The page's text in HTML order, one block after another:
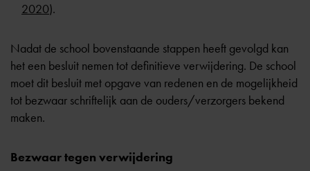
2020).
Nadat de school bovenstaande stappen heeft gevolgd kan
het een besluit nemen tot definitieve verwijdering. De school
moet dit besluit met opgave van redenen en de mogelijkheid
tot bezwaar schriftelijk aan de ouders/verzorgers bekend
maken.
Bezwaar tegen verwijdering